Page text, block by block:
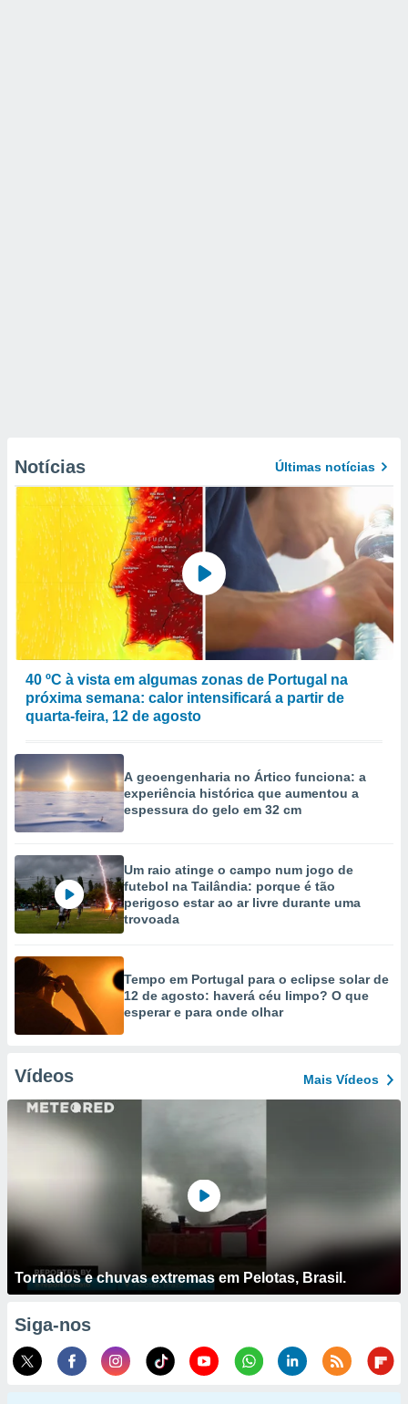
Notícias Últimas notícias
40 ºC à vista em algumas zonas de Portugal na
próxima semana: calor intensificará a partir de
quarta-feira, 12 de agosto
A geoengenharia no Ártico funciona: a
experiência histórica que aumentou a
espessura do gelo em 32 cm
Um raio atinge o campo num jogo de
futebol na Tailândia: porque é tão
perigoso estar ao ar livre durante uma
trovoada
Tempo em Portugal para o eclipse solar de
12 de agosto: haverá céu limpo? O que
esperar e para onde olhar
Vídeos Mais Vídeos
Tornados e chuvas extremas em Pelotas, Brasil.
Siga-nos